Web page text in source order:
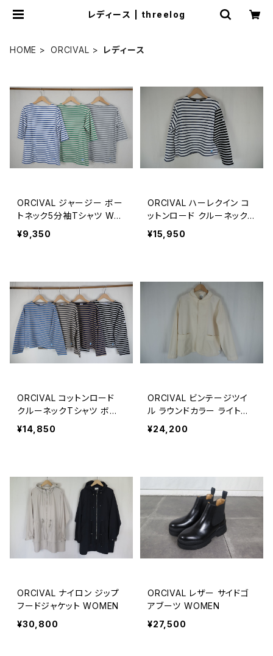
レディース | threelog
HOME ORCIVAL レディース
ORCIVAL ジャージー ボー
トネック5分袖Tシャツ WO
MEN
¥9,350
ORCIVAL ハーレクイン コ
ットンロード クルーネックフ
レンチバスクTシャツ WOM
¥15,950
ORCIVAL コットンロード
クルーネックTシャツ ボー
ダー WOMEN
¥14,850
ORCIVAL ビンテージツイ
ル ラウンドカラー ライトジ
ャケット WOMEN
¥24,200
ORCIVAL ナイロン ジップ
フードジャケット WOMEN
¥30,800
ORCIVAL レザー サイドゴ
アブーツ WOMEN
¥27,500